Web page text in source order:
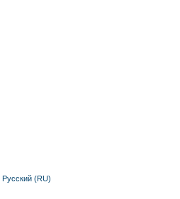
Русский (RU)